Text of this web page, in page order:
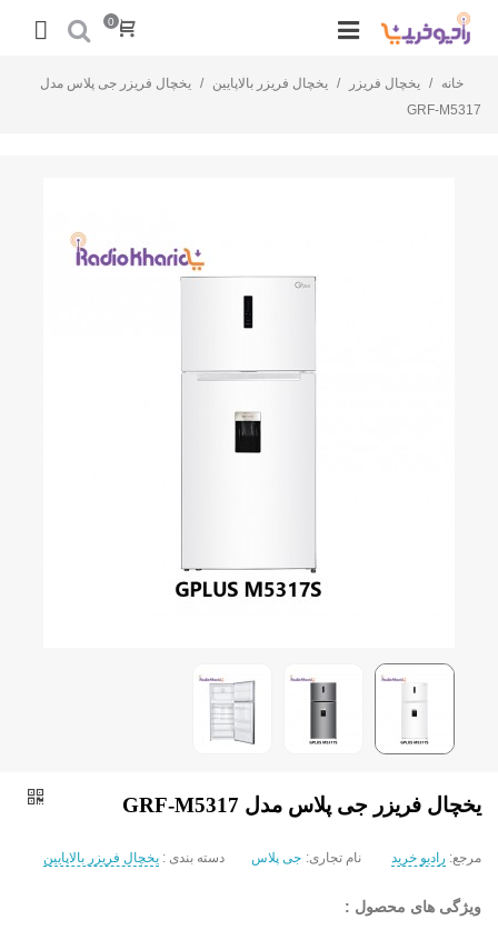
0
خانه / یخچال فریزر / یخچال فریزر بالاپایین / یخچال فریزر جی پلاس مدل
GRF-M5317
یخچال فریزر جی پلاس مدل GRF-M5317
مرجع: رادیو خرید نام تجاری: جی پلاس دسته بندی : یخچال فریزر بالاپایین
ویژگی های محصول :